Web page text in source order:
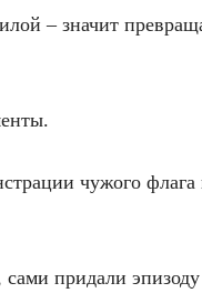
– значит
чужого
придали